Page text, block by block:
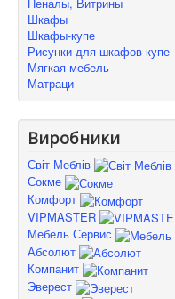
Шкафы
Шкафы-купе
Рисунки для шкафов купе
Мягкая мебель
Матраци
Виробники
Світ Меблів
Сокме
Комфорт
VIPMASTER
Мебель Сервис
Абсолют
Компанит
Эверест